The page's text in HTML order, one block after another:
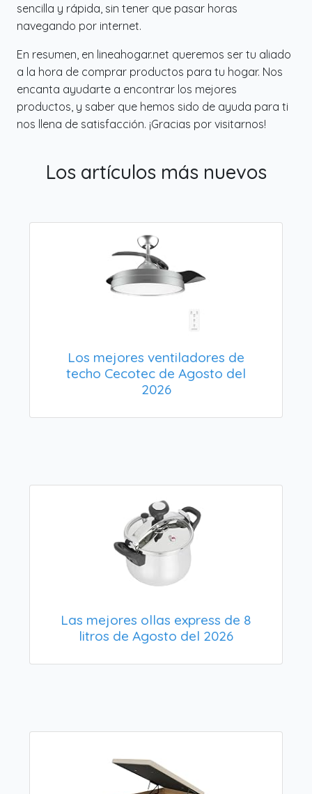
sencilla y rápida, sin tener que pasar horas
navegando por internet.
En resumen, en lineahogar.net queremos ser tu aliado
a la hora de comprar productos para tu hogar. Nos
encanta ayudarte a encontrar los mejores
productos, y saber que hemos sido de ayuda para ti
nos llena de satisfacción. ¡Gracias por visitarnos!
Los artículos más nuevos
Los mejores ventiladores de
techo Cecotec de Agosto del
2026
Las mejores ollas express de 8
litros de Agosto del 2026